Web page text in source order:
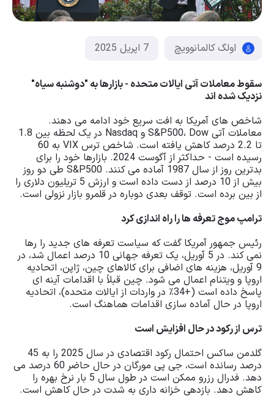
اولگ کالمانوویچ 7 اپریل 2025
سقوط معاملات آتی ایالات متحده - بازارها به "دوشنبه سیاه"
نزدیک شده اند
شاخص های آمریکا به افت سریع خود ادامه می دهند.
معاملات آتی S&P500، Dow و Nasdaq در یک لحظه بین 1.8
تا 2.2 درصد کاهش یافته است. شاخص ترس VIX به 60
رسیده است - حداکثر از آگوست 2024. بازارها خود را برای
بدترین روز از سال 1987 آماده می کنند. S&P500 طی دو روز
بیش از 10 درصد از دست داده است و ارزش 5 تریلیون دلاری را
از بین برده است. توقف بعدی دوباره در قلمرو بازار نزولی است.
ترامپ موج تعرفه ها را راه اندازی کرد
رئیس جمهور آمریکا گفت که سیاست تعرفه های جدید را رها
نمی کند. در 5 آوریل، یک تعرفه جهانی 10 درصد اعمال شد، در
9 آوریل، هزینه های اضافی برای کالاهای چین، ژاپن، اتحادیه
اروپا و ویتنام اعمال می شود. چین قبلاً با اقدامات آینه ای
پاسخ داده است (+34٪ در واردات از ایالات متحده)، اتحادیه
اروپا در حال آماده سازی اقدامات هماهنگ است.
ترس از رکود در حال افزایش است
گلدمن ساکس احتمال رکود اقتصادی در سال 2025 را به 45
درصد رسانده است، جی پی مورگان در حال حاضر 60 درصد می
دهد. فدرال رزرو ممکن است در طول سال 5 بار نرخ بهره را
کاهش دهد. بازدهی خزانه داری به شدت در حال کاهش است.